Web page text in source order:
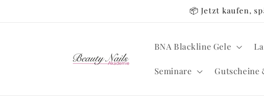
📦 Jetzt kaufen,
BNA Blackline Gele
Seminare Gutscheine